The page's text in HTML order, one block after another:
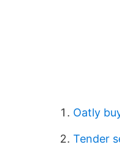
Oatly
Tender